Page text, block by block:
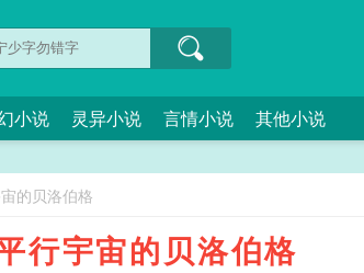
小说 灵异小说 言情小说 其他小说
的贝洛伯格
行宇宙的贝洛伯格